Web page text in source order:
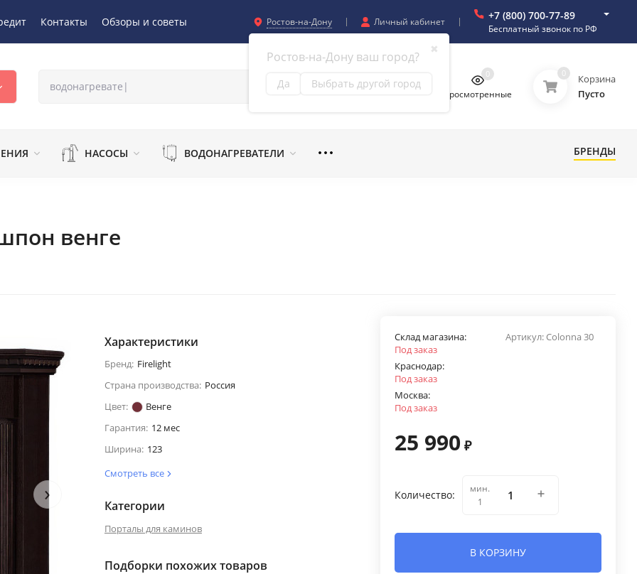
Контакты Обзоры и советы Ростов-на-Дону
✖
Ростов-на-Дону ваш город?
Да Выбрать другой город
Личный кабинет +7 (800) 700-77-89
Бесплатный звонок по РФ
Просмотренные
0 0
Корзина
Пусто
НАСОСЫ ВОДОНАГРЕВАТЕЛИ БРЕНДЫ
венге
›
Характеристики
Бренд: Firelight
Страна производства: Россия
Цвет:
Венге
Гарантия: 12 мес
Ширина: 123
Смотреть все
Категории
Порталы для каминов
Подборки похожих товаров
Артикул: Colonna 30
Склад магазина:
Под заказ
Краснодар:
Под заказ
Москва:
Под заказ
25 990 ₽
Количество:
мин.
1
В КОРЗИНУ